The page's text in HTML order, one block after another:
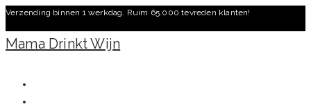
Ga
naar
inhoud
Verzending binnen 1 werkdag. Ruim 65.000 tevreden klanten!
Mama Drinkt Wijn